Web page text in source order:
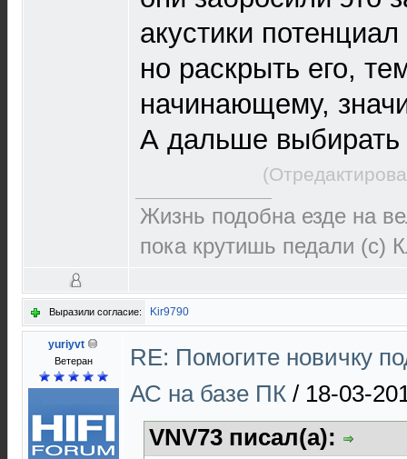
акустики
но раскрыть его,
начинающему,
А дальше выбирать
Жизнь подобна езде на
пока крутишь педали (с)
Выразили согласие: Kir9790
yuriyvt
Ветеран
RE: Помогите новичку
АС на базе ПК / 18-03-
VNV73 писал(а):